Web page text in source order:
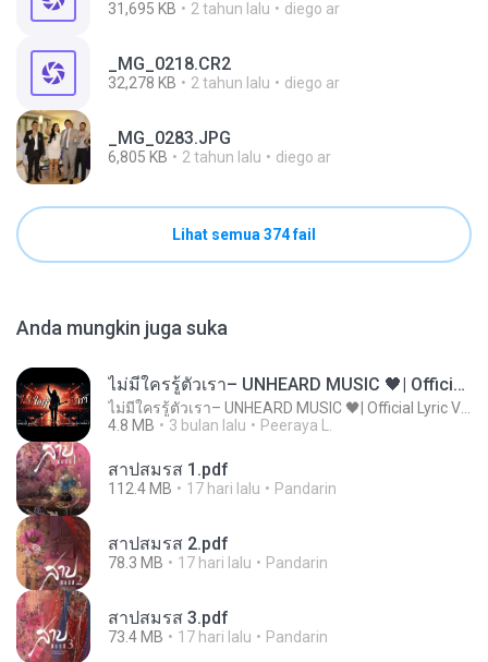
31,695 KB 2 tahun lalu diego ar
_MG_0218.CR2
32,278 KB 2 tahun lalu diego ar
_MG_0283.JPG
6,805 KB 2 tahun lalu diego ar
Lihat semua 374 fail
Anda mungkin juga suka
ไม่มีใครรู้ตัวเรา– UNHEARD MUSIC 🖤| Official Lyric Video | เพลงสู้ชีวิต
4.8 MB
3 bulan lalu Peeraya L.
สาปสมรส 1.pdf
112.4 MB 17 hari lalu Pandarin
สาปสมรส 2.pdf
78.3 MB 17 hari lalu Pandarin
สาปสมรส 3.pdf
73.4 MB 17 hari lalu Pandarin